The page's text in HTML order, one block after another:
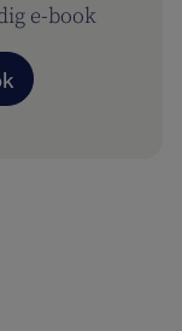
e-book